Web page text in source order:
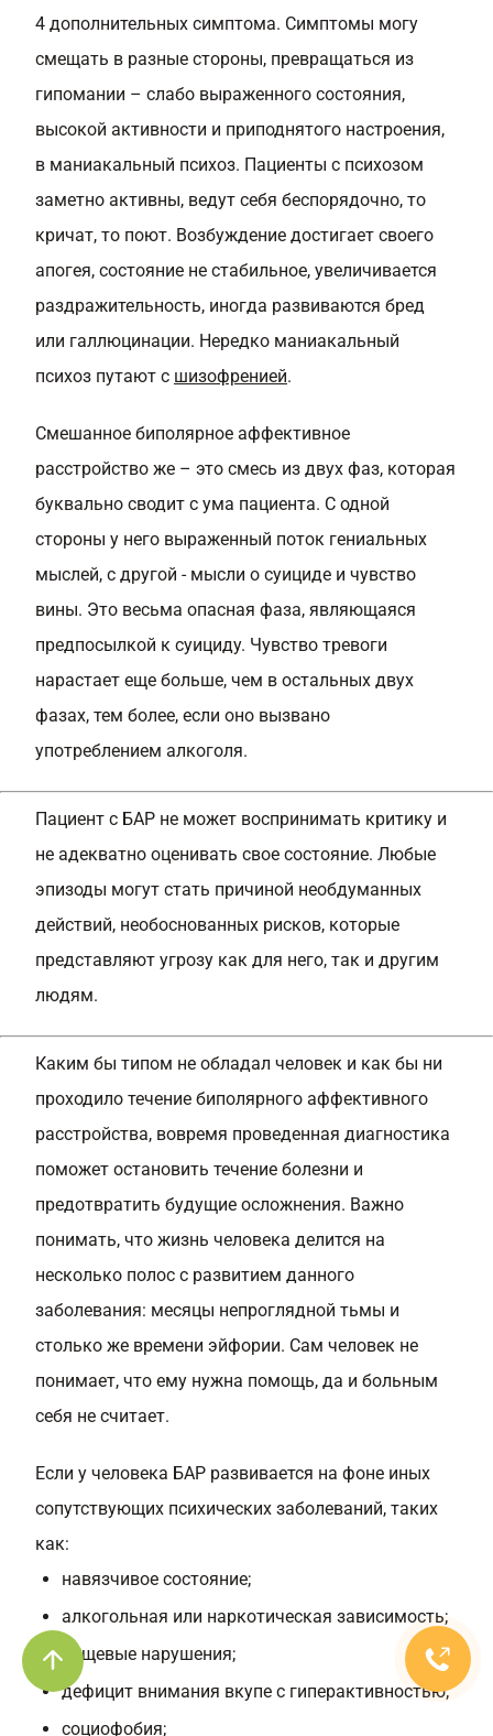
4 дополнительных симптома. Симптомы могу
смещать в разные стороны, превращаться из
гипомании – слабо выраженного состояния,
высокой активности и приподнятого настроения,
в маниакальный психоз. Пациенты с психозом
заметно активны, ведут себя беспорядочно, то
кричат, то поют. Возбуждение достигает своего
апогея, состояние не стабильное, увеличивается
раздражительность, иногда развиваются бред
или галлюцинации. Нередко маниакальный
психоз путают с шизофренией.
Смешанное биполярное аффективное
расстройство же – это смесь из двух фаз, которая
буквально сводит с ума пациента. С одной
стороны у него выраженный поток гениальных
мыслей, с другой - мысли о суициде и чувство
вины. Это весьма опасная фаза, являющаяся
предпосылкой к суициду. Чувство тревоги
нарастает еще больше, чем в остальных двух
фазах, тем более, если оно вызвано
употреблением алкоголя.
Пациент с БАР не может воспринимать критику и
не адекватно оценивать свое состояние. Любые
эпизоды могут стать причиной необдуманных
действий, необоснованных рисков, которые
представляют угрозу как для него, так и другим
людям.
Каким бы типом не обладал человек и как бы ни
проходило течение биполярного аффективного
расстройства, вовремя проведенная диагностика
поможет остановить течение болезни и
предотвратить будущие осложнения. Важно
понимать, что жизнь человека делится на
несколько полос с развитием данного
заболевания: месяцы непроглядной тьмы и
столько же времени эйфории. Сам человек не
понимает, что ему нужна помощь, да и больным
себя не считает.
Если у человека БАР развивается на фоне иных
сопутствующих психических заболеваний, таких
как:
навязчивое состояние;
алкогольная или наркотическая зависимость;
пищевые нарушения;
дефицит внимания вкупе с гиперактивностью;
социофобия;